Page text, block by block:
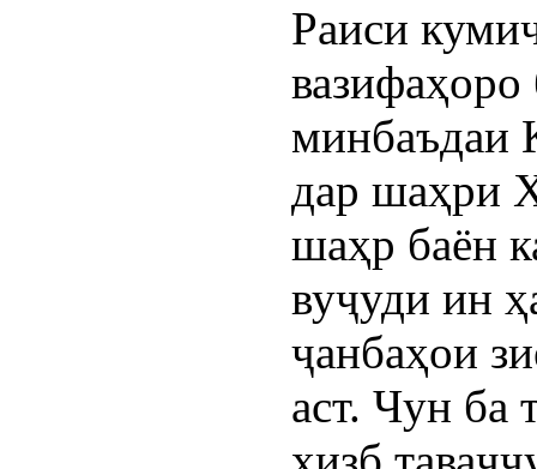
Раиси
минбаъдаи
дар шаҳри
шаҳр баён
вуҷуди ин
ҷанбаҳои
аст. Чун ба